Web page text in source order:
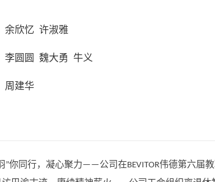
余欣忆 许淑雅
李圆圆 魏大勇 牛义
周建华
”你同行，凝心聚力——公司在BEVITOR伟德第六届